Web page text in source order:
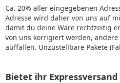
Ca. 20% aller eingegebenen
Adresse wird daher von uns auf
damit du deine Ware rechtzeitig
von uns korrigiert werden,
auffallen. Unzustellbare Pakete
Bietet ihr Expressversand